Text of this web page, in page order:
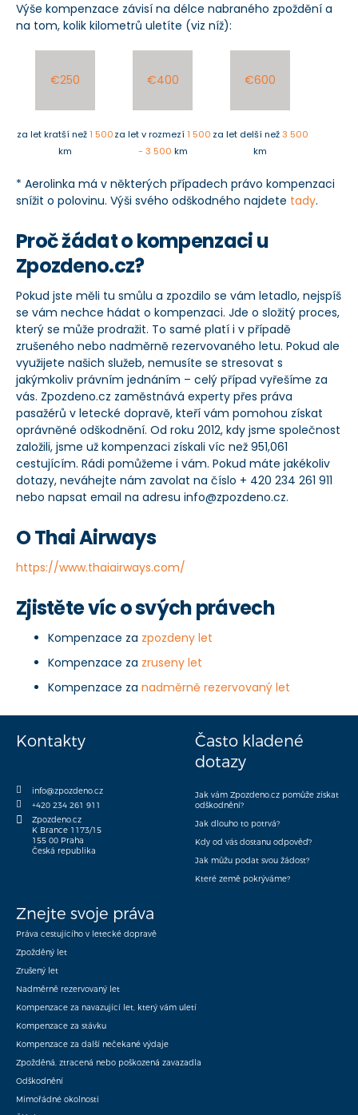
Výše kompenzace závisí na délce nabraného zpoždění a
na tom, kolik kilometrů uletíte (viz níž):
€250
za let kratší než1 500
km
€400
za let v rozmezí1 500
- 3 500 km
€600
za let delší než3 500
km
* Aerolinka má v některých případech právo kompenzaci
snížit o polovinu. Výši svého odškodného najdete tady.
Proč žádat o kompenzaci u
Zpozdeno.cz?
Pokud jste měli tu smůlu a zpozdilo se vám letadlo, nejspíš
se vám nechce hádat o kompenzaci. Jde o složitý proces,
který se může prodražit. To samé platí i v případě
zrušeného nebo nadměrně rezervovaného letu. Pokud ale
využijete našich služeb, nemusíte se stresovat s
jakýmkoliv právním jednáním – celý případ vyřešíme za
vás. Zpozdeno.cz zaměstnává experty přes práva
pasažérů v letecké dopravě, kteří vám pomohou získat
oprávněné odškodnění. Od roku 2012, kdy jsme společnost
založili, jsme už kompenzaci získali víc než 951,061
cestujícím. Rádi pomůžeme i vám. Pokud máte jakékoliv
dotazy, neváhejte nám zavolat na číslo + 420 234 261 911
nebo napsat email na adresu info@zpozdeno.cz.
O Thai Airways
https://www.thaiairways.com/
Zjistěte víc o svých právech
Kompenzace za zpozdeny let
Kompenzace za zruseny let
Kompenzace za nadměrně rezervovaný let
Kontakty
Často kladené
dotazy
info@zpozdeno.cz
+420 234 261 911
Zpozdeno.cz
K Brance 1173/15
155 00 Praha
Česká republika
Jak vám Zpozdeno.cz pomůže získat
odškodnění?
Jak dlouho to potrvá?
Kdy od vás dostanu odpověď?
Jak můžu podat svou žádost?
Které země pokrýváme?
Znejte svoje práva
Práva cestujícího v letecké dopravě
Zpožděný let
Zrušený let
Nadměrně rezervovaný let
Kompenzace za navazující let, který vám uletí
Kompenzace za stávku
Kompenzace za další nečekané výdaje
Zpožděná, ztracená nebo poškozená zavazadla
Odškodnění
Mimořádné okolnosti